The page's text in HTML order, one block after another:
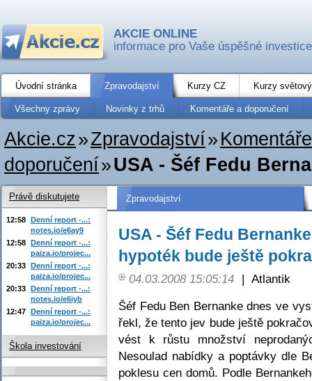
AKCIE ONLINE
informace pro Vaše úspěšné investice
Úvodní stránka Zpravodajství Kurzy CZ Kurzy
Všechny zprávy Novinky z trhů Komentáře a doporučení
Akcie.cz»Zpravodajství»
doporučení»USA - Šéf Fedu
Zpravodajství
USA - Šéf Fedu
hypoték bude ještě
04.03.2008 15:05:14 | Atlantik
Šéf Fedu Ben Bernanke dnes ve
řekl, že tento jev bude ještě
vést k růstu množství
Nesoulad nabídky a poptávky dle
poklesu cen domů. Podle
Právě diskutujete
12:58 Denní report -...:
notes.io/e6ay9
12:58 Denní report -...:
paiza.io/projec...
20:33 Denní report -...:
paiza.io/projec...
20:33 Denní report -...:
notes.io/e6iyb
12:47 Denní report -...:
paiza.io/projec...
Škola investování